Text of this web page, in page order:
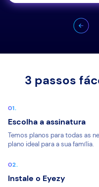
3 passos
Escolha a assinatura
Temos planos para todas as
plano ideal para a sua família.
Instale o Eyezy